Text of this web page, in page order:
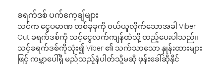
ခရက်ဒစ် ပက်ကေ့ချ်များ
သင်က ငွေပမာဏ တစ်ခုခုကို ဝယ်ယူလိုက်သောအခါ Viber
Out ခရက်ဒစ်ကို သင့်ငွေလက်ကျန်ထဲသို့ ထည့်ပေးပါသည်။
သင့်ခရက်ဒစ်ကိုသုံး၍ Viber ၏ သက်သာသော နှုန်းထားများ
ဖြင့် ကမ္ဘာပေါ်ရှိ မည်သည့်နံပါတ်သို့မဆို ဖုန်းခေါ်ဆိုနိုင်